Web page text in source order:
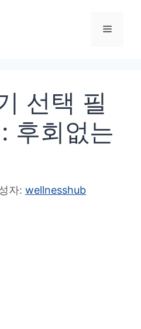
메
선택 필
후회없는
자: wellnesshub